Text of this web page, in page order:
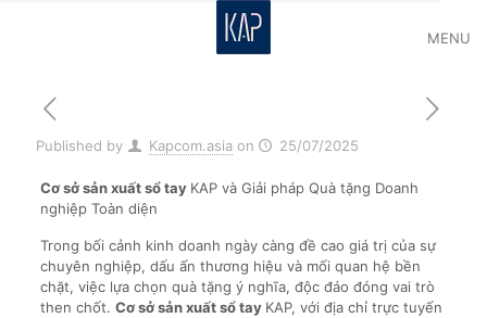
MENU
Published by Kapcom.asia on 25/07/2025
Cơ sở sản xuất sổ tay KAP và Giải pháp Quà tặng Doanh
nghiệp Toàn diện
Trong bối cảnh kinh doanh ngày càng đề cao giá trị của sự
chuyên nghiệp, dấu ấn thương hiệu và mối quan hệ bền
chặt, việc lựa chọn quà tặng ý nghĩa, độc đáo đóng vai trò
then chốt. Cơ sở sản xuất sổ tay KAP, với địa chỉ trực tuyến